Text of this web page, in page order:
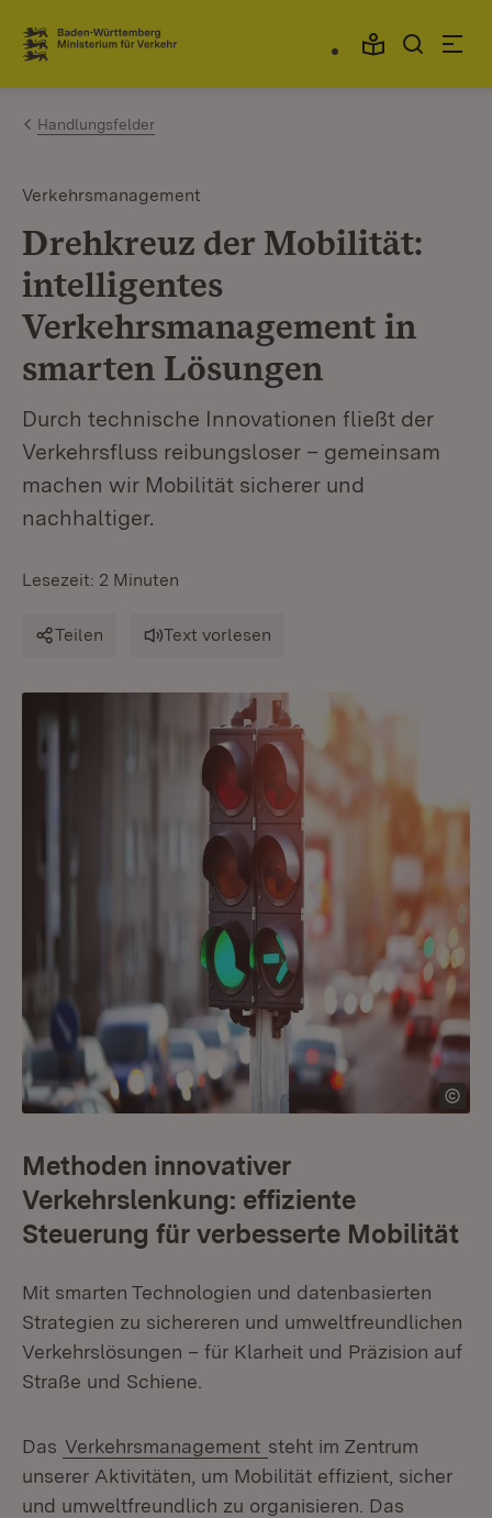
Zum Inhalt springen
Link zur Startseite
Handlungsfelder
Verkehrsmanagement
Drehkreuz der Mobilität:
intelligentes
Verkehrsmanagement in
smarten Lösungen
Durch technische Innovationen fließt der
Verkehrsfluss reibungsloser – gemeinsam
machen wir Mobilität sicherer und
nachhaltiger.
Lesezeit: 2 Minuten
Teilen Text vorlesen
Methoden innovativer
Verkehrslenkung: effiziente
Steuerung für verbesserte Mobilität
Mit smarten Technologien und datenbasierten
Strategien zu sichereren und umweltfreundlichen
Verkehrslösungen – für Klarheit und Präzision auf
Straße und Schiene.
Das Verkehrsmanagement steht im Zentrum
unserer Aktivitäten, um Mobilität effizient, sicher
und umweltfreundlich zu organisieren. Das